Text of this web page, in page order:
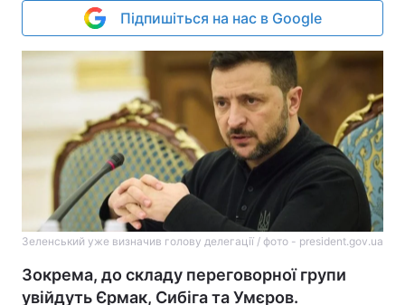
Підпишіться на нас в Google
Зеленський уже визначив голову делегації / фото - president.gov.ua
Зокрема, до складу переговорної групи
увійдуть Єрмак, Сибіга та Умєров.